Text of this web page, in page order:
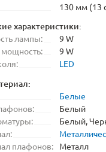
130 мм (13
характеристики:
лампы:
9 W
9 W
LED
Белые
Белый
Белый,
плафонов:
Металл